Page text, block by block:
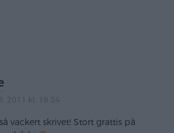
2011 kl. 19:34
vackert skrivet! Stort grattis på